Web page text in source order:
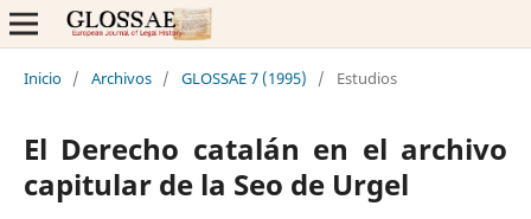
Inicio / Archivos / GLOSSAE 7 (1995) / Estudios
El Derecho catalán en el archivo
capitular de la Seo de Urgel